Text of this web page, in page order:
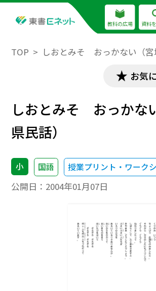
教科の広場 資料
TOP しおとみそ おっかない（宮
お気
しおとみそ おっかな
県民話）
小 国語 授業プリント・ワーク
公開日： 2004年01月07日